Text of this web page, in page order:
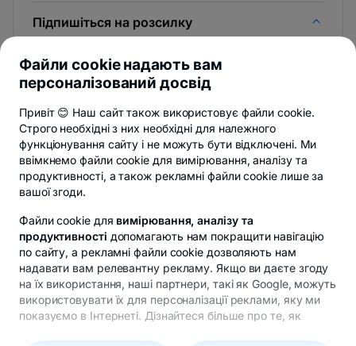
Підпишіться на розсилку
І першими дізнаєшся новини з Newsroom & Блогу BT.
Ти можеш відмовитися в будь-який час, дивитися деталі
Privacy HubПолітика конфіденційностіПолітикащодо
© Авторське право 2026 Банка Трансильванія. Всі
права захищені.
Файли cookie надають вам
персоналізований досвід
Привіт 😊 Наш сайт також використовує файли cookie.
Строго необхідні з них необхідні для належного
функціонування сайту і не можуть бути відключені. Ми
ввімкнемо файли cookie для вимірювання, аналізу та
продуктивності, а також рекламні файли cookie лише за
вашої згоди.
Файли cookie для вимірювання, аналізу та
продуктивності допомагають нам покращити навігацію
по сайту, а рекламні файли cookie дозволяють нам
надавати вам релевантну рекламу. Якщо ви даєте згоду
на їх використання, наші партнери, такі як Google, можуть
використовувати їх для персоналізації реклами, яку ми
показуємо в Інтернеті. Дізнайтеся більше про те, як